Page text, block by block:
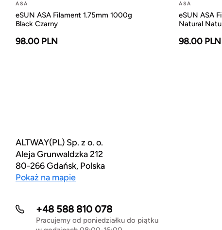
ASA
eSUN ASA Filament 1.75mm 1000g
Black Czarny
98.00 PLN
ASA
eSUN ASA
Natural
98.00 PLN
ALTWAY(PL) Sp. z o. o.
Aleja Grunwaldzka 212
80-266 Gdańsk, Polska
Pokaż na mapie
+48 588 810 078
Pracujemy od poniedziałku do piątku